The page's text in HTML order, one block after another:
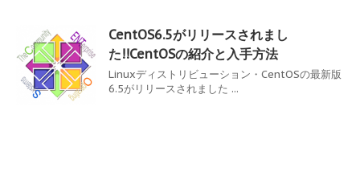
CentOS6.5がリリースされまし
た!!CentOSの紹介と入手方法
Linuxディストリビューション・CentOSの最新版
6.5がリリースされました ...